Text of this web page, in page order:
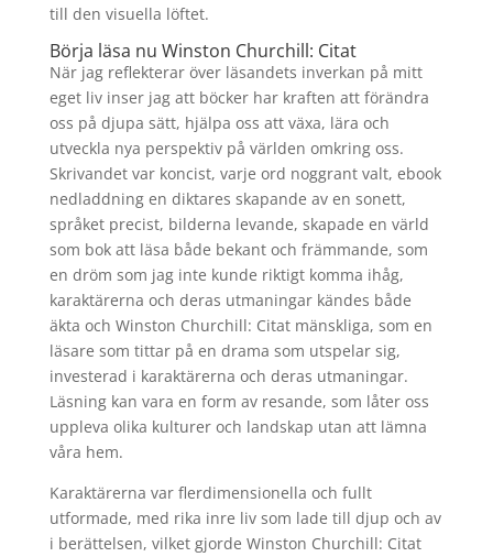
till den visuella löftet.
Börja läsa nu Winston Churchill: Citat
När jag reflekterar över läsandets inverkan på mitt
eget liv inser jag att böcker har kraften att förändra
oss på djupa sätt, hjälpa oss att växa, lära och
utveckla nya perspektiv på världen omkring oss.
Skrivandet var koncist, varje ord noggrant valt, ebook
nedladdning en diktares skapande av en sonett,
språket precist, bilderna levande, skapade en värld
som bok att läsa både bekant och främmande, som
en dröm som jag inte kunde riktigt komma ihåg,
karaktärerna och deras utmaningar kändes både
äkta och Winston Churchill: Citat mänskliga, som en
läsare som tittar på en drama som utspelar sig,
investerad i karaktärerna och deras utmaningar.
Läsning kan vara en form av resande, som låter oss
uppleva olika kulturer och landskap utan att lämna
våra hem.
Karaktärerna var flerdimensionella och fullt
utformade, med rika inre liv som lade till djup och av
i berättelsen, vilket gjorde Winston Churchill: Citat